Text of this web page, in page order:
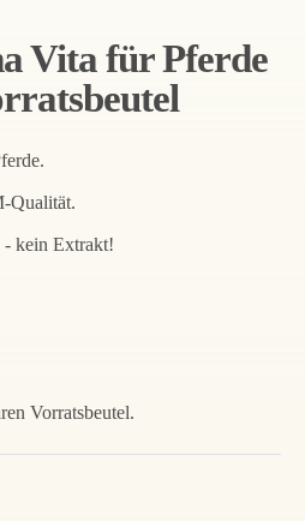
Vita für Pferde
Qualität.
- kein Extrakt!
Vorratsbeutel.